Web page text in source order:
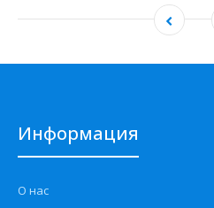
Информация
О нас